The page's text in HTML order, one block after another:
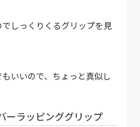
しっくりくるグリップを見
いいので、ちょっと真似し
ーラッピンググリップ